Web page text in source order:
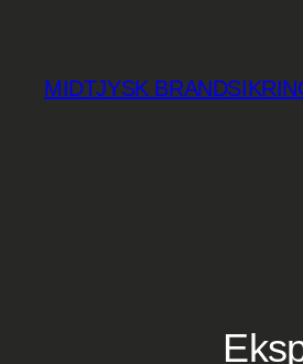
indholdMIDTJYSK